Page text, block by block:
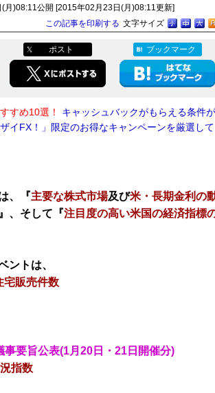
月)08:11公開 [2015年02月23日(月)08:11更新]
文字サイズ
この記事を印刷する
ポスト ブックマーク
すめ10選！
キャッシュバックがもらえる条件が
イFX！」限定のお得なキャンペーンを厳選して
、『主要な株式市場及び米・長期金利の
』、そして『注目度の高い米国の経済指標
ントは、
宅販売件数
事要旨公表(1月20日・21日開催分)
況指数